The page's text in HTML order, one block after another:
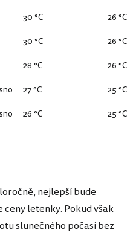
30 °C
26 °C
30 °C
26 °C
28 °C
26 °C
27 °C
25 °C
26 °C 25 °C
nejlepší bude
letenky. Pokud však
slunečného počasí bez